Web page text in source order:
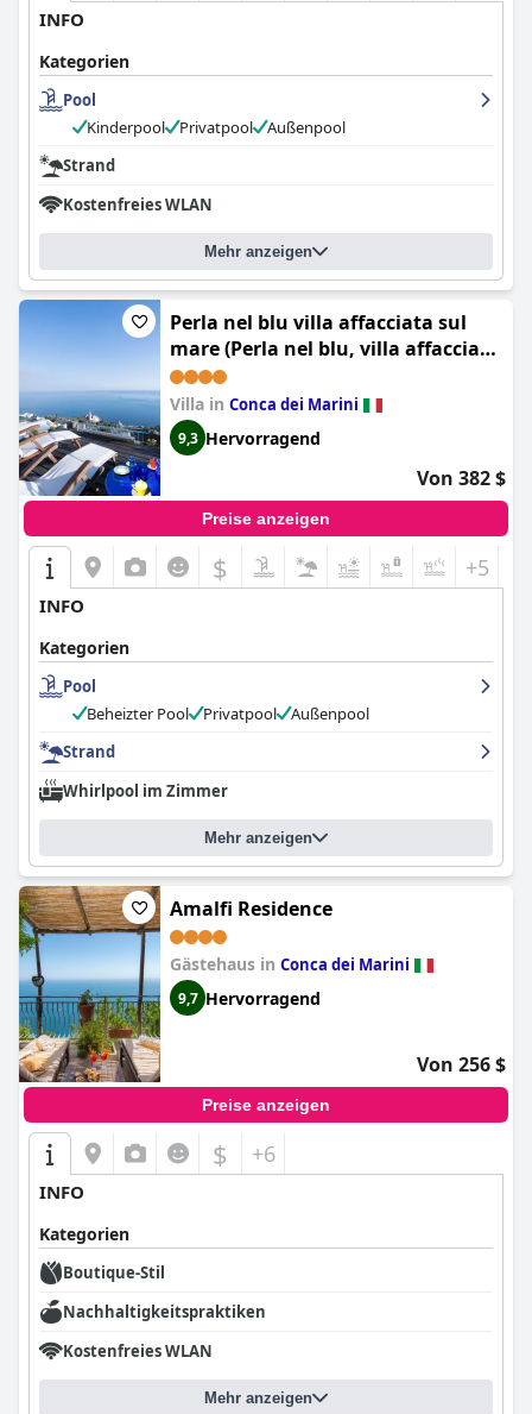
INFO
Kategorien
Pool
Kinderpool
Privatpool
Außenpool
Strand
Kostenfreies WLAN
Mehr anzeigen
Perla nel blu villa affacciata sul
mare (Perla nel blu, villa affacciata
sul mare)
Villa in Conca dei Marini
9,3 Hervorragend
Von 382 $
Preise anzeigen
$ +5
INFO
Kategorien
Pool
Beheizter Pool
Privatpool
Außenpool
Strand
Whirlpool im Zimmer
Mehr anzeigen
Amalfi Residence
Gästehaus in Conca dei Marini
9,7 Hervorragend
Von 256 $
Preise anzeigen
$ +6
INFO
Kategorien
Boutique-Stil
Nachhaltigkeitspraktiken
Kostenfreies WLAN
Mehr anzeigen